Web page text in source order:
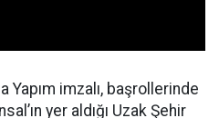
Yapım imzalı, başrollerinde
yer aldığı Uzak Şehir